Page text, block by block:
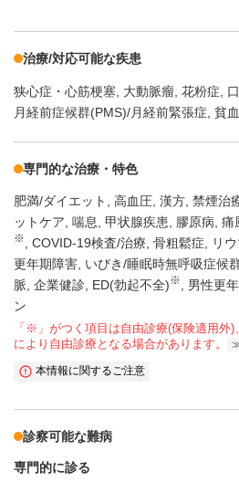
治療/対応可能な疾患
狭心症・心筋梗塞 大動脈瘤 花粉症
月経前症候群(PMS)/月経前緊張症 貧血
専門的な治療・特色
肥満/ダイエット 高血圧 漢方 禁煙治
ットケア 喘息 甲状腺疾患 膠原病 痛
※ COVID-19検査/治療 骨粗鬆症 リ
更年期障害 いびき/睡眠時無呼吸症候
脈 企業健診 ED(勃起不全)※ 男性更
ン
「※」がつく項目は自由診療(保険適用外
により自由診療となる場合があります。
本情報に関するご注意
診察可能な難病
専門的に診る